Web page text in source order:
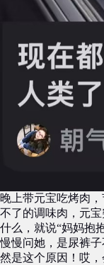
晚上带元宝吃烤肉
不了的调味肉，元
什么，就说“妈妈抱
慢慢问她，是尿裤
然是这个原因！哎